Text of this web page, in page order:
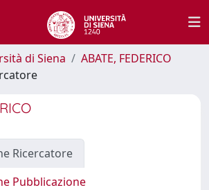
di Siena
ABATE, FEDERICO
Ricercatore
Pubblicazione